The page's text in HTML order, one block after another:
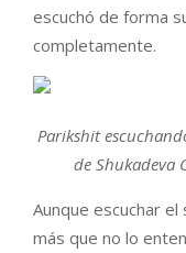
escuchó de forma
completamente.
Parikshit
de Shukadeva
Aunque escuchar
más que no lo